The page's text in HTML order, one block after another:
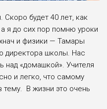
Скоро будет 40 лет, как
я до сих пор помню уроки
и физики — Тамары
директора школы. Нас
над «домашкой». Учителя
и легко, что самому
тему. В жизни это очень